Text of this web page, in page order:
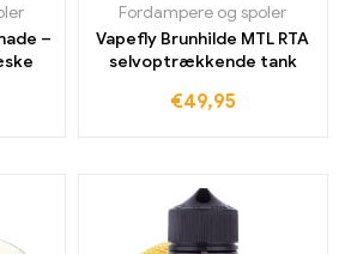
–
Fordampere og spoler
Vapefly Brunhilde MTL RTA
selvoptrækkende tank
€49,95